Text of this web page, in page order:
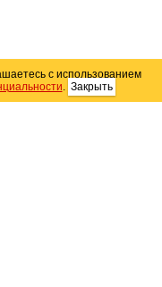
с использованием
. Закрыть